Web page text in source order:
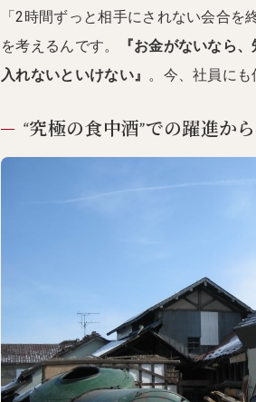
「2時間ずっと相手にされない会合
を考えるんです。
『お金がないなら
入れないといけない』 。今、社員にも
“究極の食中酒”での躍進か